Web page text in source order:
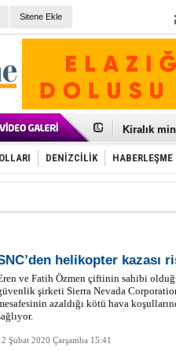
Sitene Ekle
Kiralık
VW'de üst
Ünye
İzmir-
HAVAŞ 21
'Jet uçak'
Rus savaş
DENİZCİLİK HABERLEŞME
helikopter kazası
ve Fatih Özmen çiftinin sahibi
şirketi Sierra Nevada
azaldığı kötü hava
Şubat 2020 Çarşamba 15:41